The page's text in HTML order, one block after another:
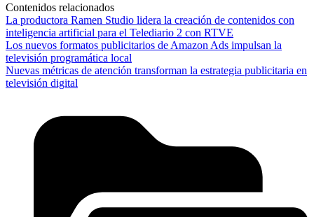
Contenidos relacionados
La productora Ramen Studio lidera la creación de contenidos con
inteligencia artificial para el Telediario 2 con RTVE
Los nuevos formatos publicitarios de Amazon Ads impulsan la
televisión programática local
Nuevas métricas de atención transforman la estrategia publicitaria en
televisión digital